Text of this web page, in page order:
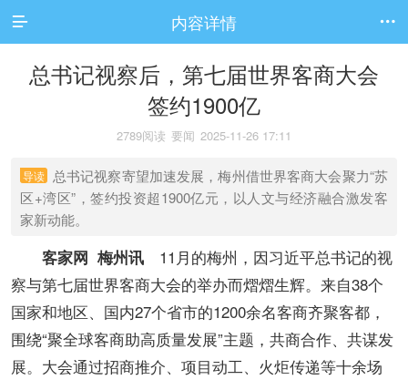
 内容详情 
总书记视察后，第七届世界客商大会
签约1900亿
2789阅读 要闻 2025-11-26 17:11
导读 总书记视察寄望加速发展，梅州借世界客商大会聚力“苏
区+湾区”，签约投资超1900亿元，以人文与经济融合激发客
家新动能。
客家网 梅州讯 11月的梅州，因习近平总书记的视
察与第七届世界客商大会的举办而熠熠生辉。来自38个
国家和地区、国内27个省市的1200余名客商齐聚客都，
围绕“聚全球客商助高质量发展”主题，共商合作、共谋发
展。大会通过招商推介、项目动工、火炬传递等十余场